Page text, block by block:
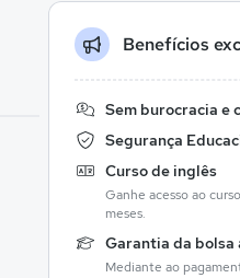
Benefícios
Sem burocracia e
Segurança
Curso de inglês
Ganhe acesso ao
meses.
Garantia da bolsa
Mediante ao